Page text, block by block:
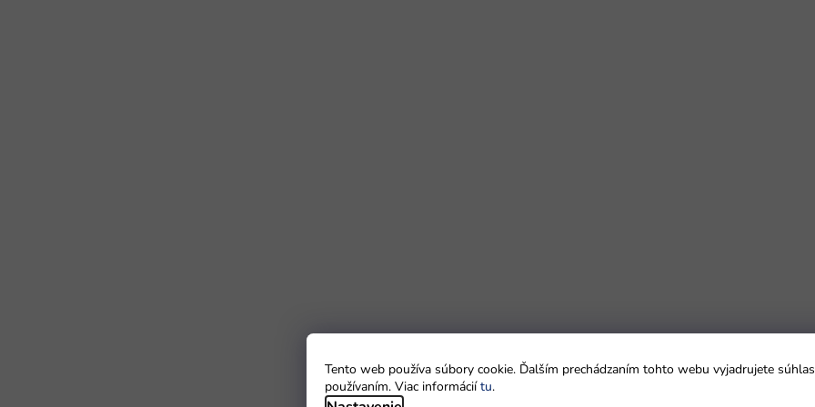
Tento web používa súbory cookie. Ďalším prechádzaním tohto webu vyjadrujete
používaním. Viac informáciítu.